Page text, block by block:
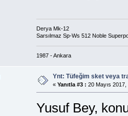
Derya Mk-12
Sarsılmaz Sp-Ws 512 Noble
1987 - Ankara
Ynt: Tüfeğim sket veya
« Yanıtla #3 : 20 Mayıs 2017,
Yusuf Bey,